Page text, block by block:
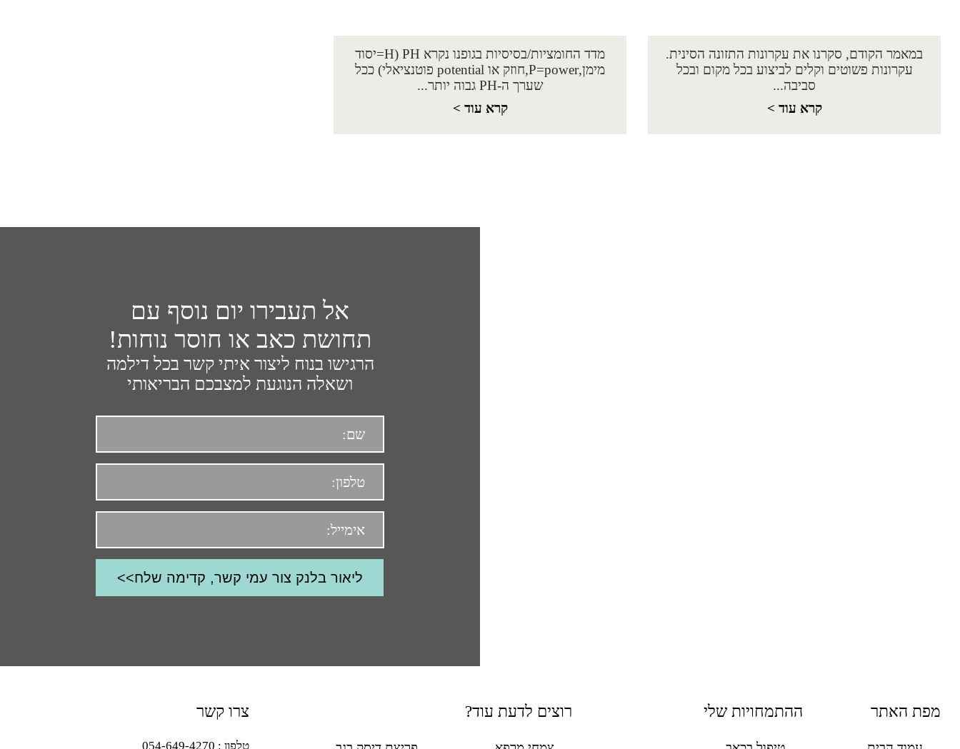
במאמר הקודם, סקרנו את עקרונות התזונה הסינית.
עקרונות פשוטים וקלים לביצוע בכל מקום ובכל
סביבה...
קרא עוד >
מדד החומציות/בסיסיות בגופנו נקרא PH (H=יסוד
מימן,P=power,חוזק או potential פוטנציאלי) ככל
שערך ה-PH גבוה יותר...
קרא עוד >
אל תעבירו יום נוסף עם
תחושת כאב או חוסר נוחות!
הרגישו בנוח ליצור איתי קשר בכל דילמה
ושאלה הנוגעת למצבכם הבריאותי
מפת האתר ההתמחויות שלי רוצים לדעת עוד? צרו קשר
טלפון : 054-649-4270